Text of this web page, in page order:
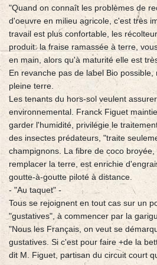
"Quand on connaît les problèmes de
d'oeuvre en milieu agricole, c'est très
travail est plus confortable, les
produit: la fraise ramassée à terre,
en main, alors qu'à maturité elle est
En revanche pas de label Bio
pleine terre.
Les tenants du hors-sol veulent
environnemental. Franck Figuet
garder l'humidité, privilégie le
des insectes prédateurs, "traite
champignons. La fibre de coco
remplacer la terre, est enrichie
goutte-à-goutte piloté à distance.
- "Au taquet" -
Tous se rejoignent en tout cas sur un
"gustatives", à commencer par la
"Nous les Français, on veut se
gustatives. Si c'est pour faire +de la
dit M. Figuet, partisan du circuit court